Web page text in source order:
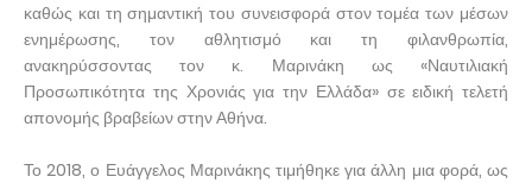
καθώς και τη σημαντική του συνεισφορά στον τομέα των μέσων
ενημέρωσης, τον αθλητισμό και τη φιλανθρωπία,
ανακηρύσσοντας τον κ. Μαρινάκη ως «Ναυτιλιακή
Προσωπικότητα της Χρονιάς για την Ελλάδα» σε ειδική τελετή
απονομής βραβείων στην Αθήνα.
Το 2018, ο Ευάγγελος Μαρινάκης τιμήθηκε για άλλη μια φορά, ως